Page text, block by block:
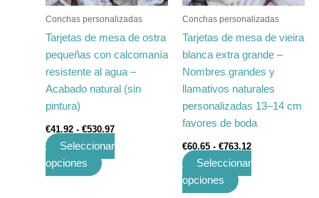
Conchas personalizadas
Tarjetas de mesa de ostra
pequeñas con calcomanía
resistente al agua –
Acabado natural (sin
pintura)
€41.92 - €530.97
Seleccionar
opciones
elegir
en
la
página
producto
Conchas personalizadas
Tarjetas de mesa de vieira
blanca extra grande –
Nombres grandes y
llamativos naturales
personalizadas 13–14 cm
favores de boda
€60.65 - €763.12
Seleccionar
opciones
elegir
en
la
página
de
producto